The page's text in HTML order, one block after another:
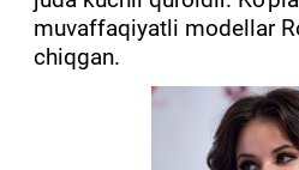
muvaffaqiyatli modellar
chiqgan.